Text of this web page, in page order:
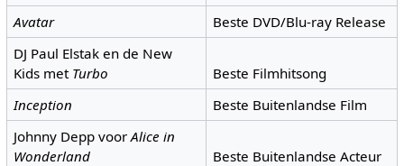
Avatar
Beste DVD/Blu-ray Release
DJ Paul Elstak en de New
Kids met Turbo
Beste Filmhitsong
Inception
Beste Buitenlandse Film
Johnny Depp voorAlice in
Wonderland
Beste Buitenlandse Acteur